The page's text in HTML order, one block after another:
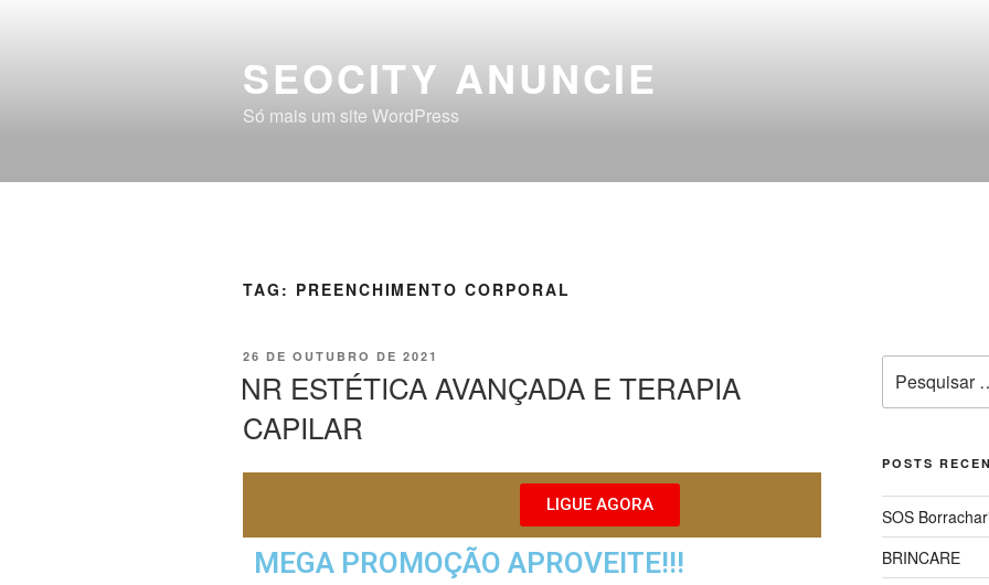
SEOCITY ANUNCIE
Só mais um site WordPress
TAG: PREENCHIMENTO CORPORAL
26 DE OUTUBRO DE 2021
NR ESTÉTICA AVANÇADA E TERAPIA
CAPILAR
LIGUE AGORA
MEGA PROMOÇÃO APROVEITE!!!
POSTS
SOS
BRINCARE